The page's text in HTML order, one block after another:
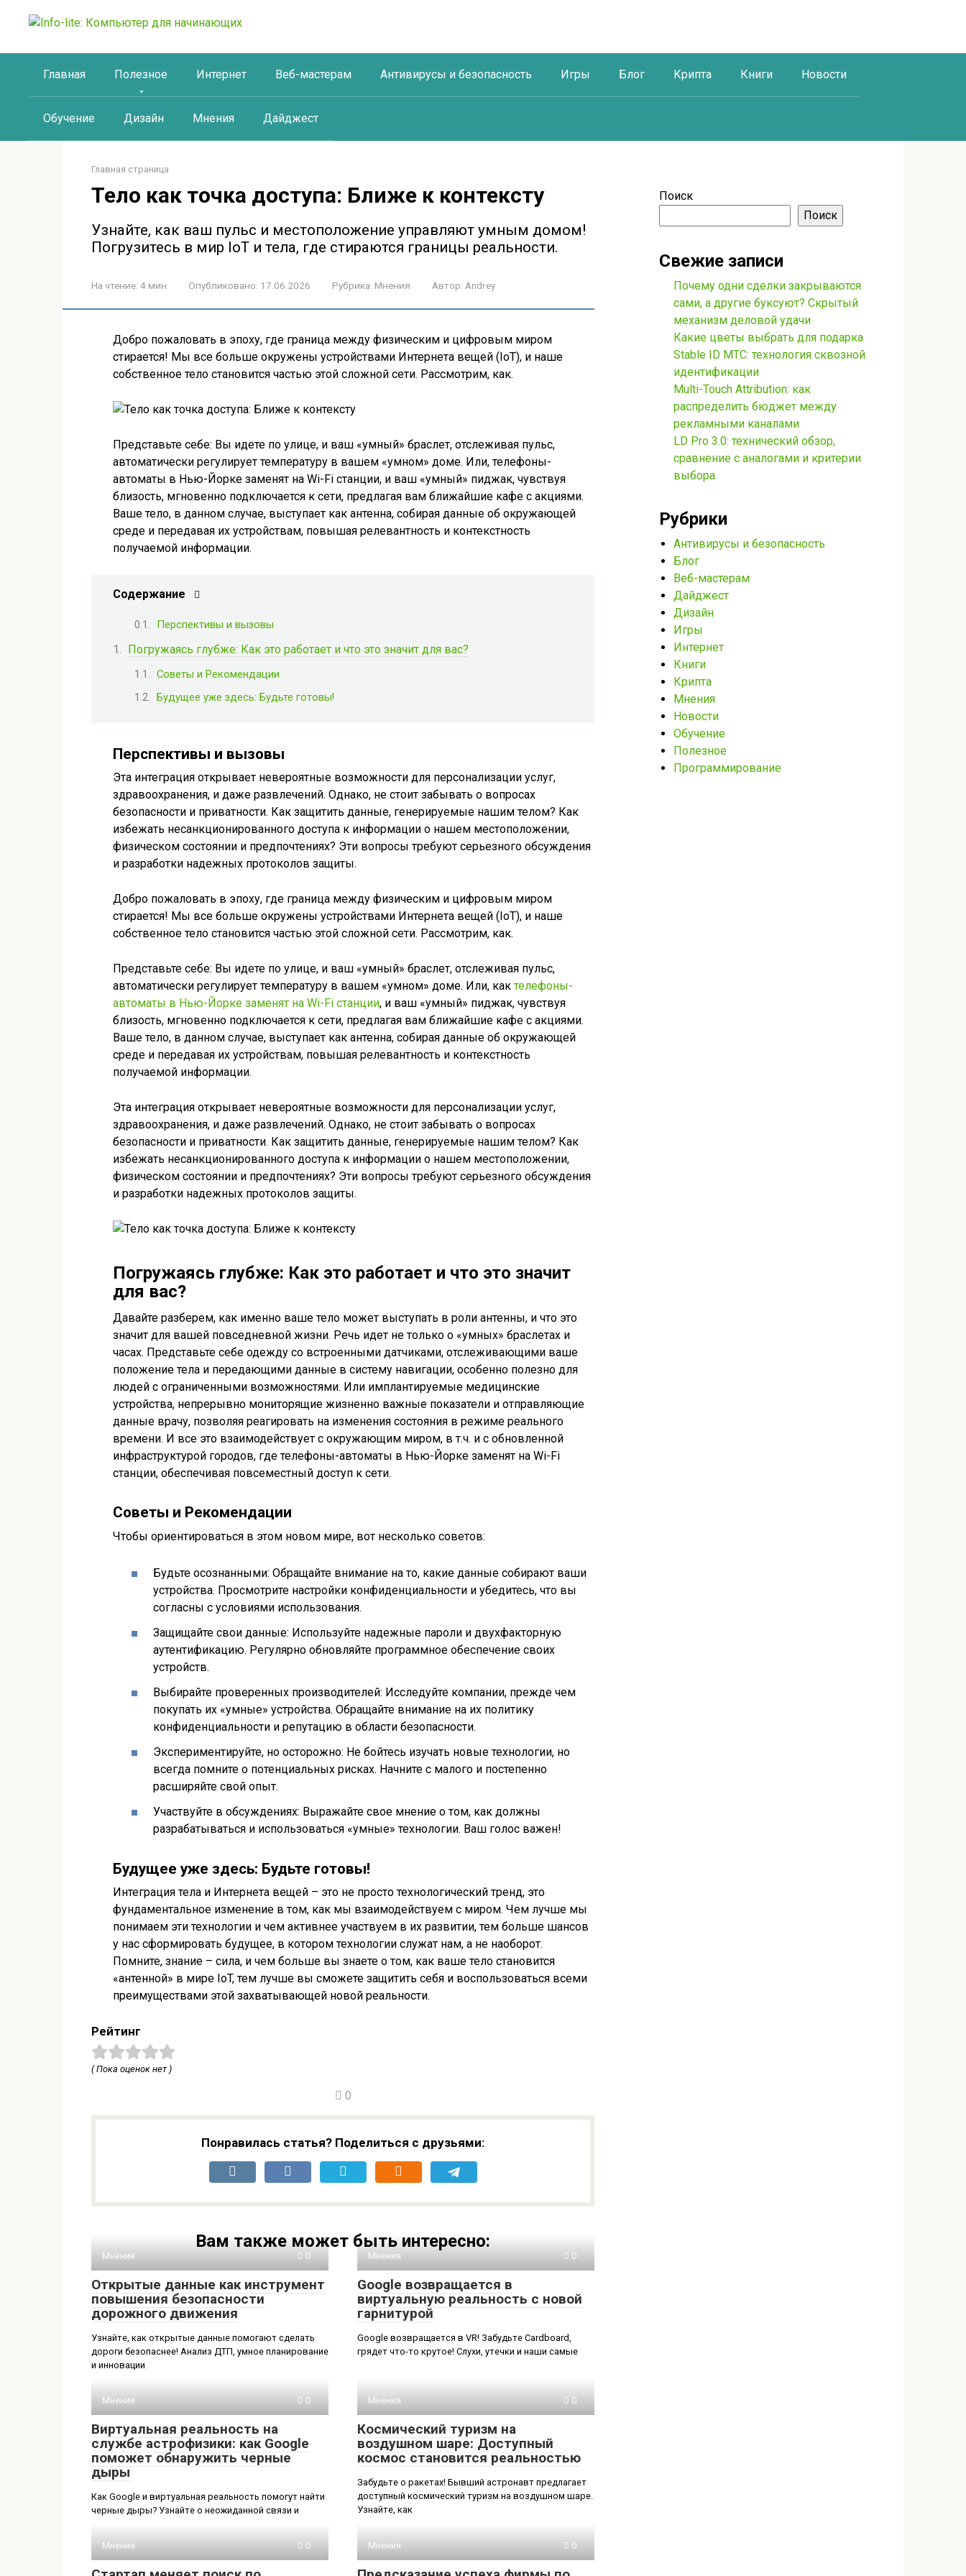
Главная Полезное Интернет Веб-мастерам Антивирусы и безопасность Игры Блог Крипта Книги Новости
Обучение Дизайн Мнения Дайджест
Главная страница
Тело как точка доступа: Ближе к контексту
Узнайте, как ваш пульс и местоположение управляют умным домом!
Погрузитесь в мир IoT и тела, где стираются границы реальности.
На чтение: 4 мин Опубликовано: 17.06.2026 Рубрика: Мнения Автор: Andrey
Добро пожаловать в эпоху, где граница между физическим и цифровым миром
стирается! Мы все больше окружены устройствами Интернета вещей (IoT), и наше
собственное тело становится частью этой сложной сети. Рассмотрим, как.
Представьте себе: Вы идете по улице, и ваш «умный» браслет, отслеживая пульс,
автоматически регулирует температуру в вашем «умном» доме. Или, телефоны-
автоматы в Нью-Йорке заменят на Wi-Fi станции, и ваш «умный» пиджак, чувствуя
близость, мгновенно подключается к сети, предлагая вам ближайшие кафе с акциями.
Ваше тело, в данном случае, выступает как антенна, собирая данные об окружающей
среде и передавая их устройствам, повышая релевантность и контекстность
получаемой информации.
Содержание
Перспективы и вызовы
Погружаясь глубже: Как это работает и что это значит для вас?
Советы и Рекомендации
Будущее уже здесь: Будьте готовы!
Перспективы и вызовы
Эта интеграция открывает невероятные возможности для персонализации услуг,
здравоохранения, и даже развлечений. Однако, не стоит забывать о вопросах
безопасности и приватности. Как защитить данные, генерируемые нашим телом? Как
избежать несанкционированного доступа к информации о нашем местоположении,
физическом состоянии и предпочтениях? Эти вопросы требуют серьезного обсуждения
и разработки надежных протоколов защиты.
Добро пожаловать в эпоху, где граница между физическим и цифровым миром
стирается! Мы все больше окружены устройствами Интернета вещей (IoT), и наше
собственное тело становится частью этой сложной сети. Рассмотрим, как.
Представьте себе: Вы идете по улице, и ваш «умный» браслет, отслеживая пульс,
автоматически регулирует температуру в вашем «умном» доме. Или, кактелефоны-
автоматы в Нью-Йорке заменят на Wi-Fi станции, и ваш «умный» пиджак, чувствуя
близость, мгновенно подключается к сети, предлагая вам ближайшие кафе с акциями.
Ваше тело, в данном случае, выступает как антенна, собирая данные об окружающей
среде и передавая их устройствам, повышая релевантность и контекстность
получаемой информации.
Эта интеграция открывает невероятные возможности для персонализации услуг,
здравоохранения, и даже развлечений. Однако, не стоит забывать о вопросах
безопасности и приватности. Как защитить данные, генерируемые нашим телом? Как
избежать несанкционированного доступа к информации о нашем местоположении,
физическом состоянии и предпочтениях? Эти вопросы требуют серьезного обсуждения
и разработки надежных протоколов защиты.
Погружаясь глубже: Как это работает и что это значит
для вас?
Давайте разберем, как именно ваше тело может выступать в роли антенны, и что это
значит для вашей повседневной жизни. Речь идет не только о «умных» браслетах и
часах. Представьте себе одежду со встроенными датчиками, отслеживающими ваше
положение тела и передающими данные в систему навигации, особенно полезно для
людей с ограниченными возможностями. Или имплантируемые медицинские
устройства, непрерывно мониторящие жизненно важные показатели и отправляющие
данные врачу, позволяя реагировать на изменения состояния в режиме реального
времени. И все это взаимодействует с окружающим миром, в т.ч. и с обновленной
инфраструктурой городов, где телефоны-автоматы в Нью-Йорке заменят на Wi-Fi
станции, обеспечивая повсеместный доступ к сети.
Советы и Рекомендации
Чтобы ориентироваться в этом новом мире, вот несколько советов:
Будьте осознанными: Обращайте внимание на то, какие данные собирают ваши
устройства. Просмотрите настройки конфиденциальности и убедитесь, что вы
согласны с условиями использования.
Защищайте свои данные: Используйте надежные пароли и двухфакторную
аутентификацию. Регулярно обновляйте программное обеспечение своих
устройств.
Выбирайте проверенных производителей: Исследуйте компании, прежде чем
покупать их «умные» устройства. Обращайте внимание на их политику
конфиденциальности и репутацию в области безопасности.
Экспериментируйте, но осторожно: Не бойтесь изучать новые технологии, но
всегда помните о потенциальных рисках. Начните с малого и постепенно
расширяйте свой опыт.
Участвуйте в обсуждениях: Выражайте свое мнение о том, как должны
разрабатываться и использоваться «умные» технологии. Ваш голос важен!
Будущее уже здесь: Будьте готовы!
Интеграция тела и Интернета вещей – это не просто технологический тренд, это
фундаментальное изменение в том, как мы взаимодействуем с миром. Чем лучше мы
понимаем эти технологии и чем активнее участвуем в их развитии, тем больше шансов
у нас сформировать будущее, в котором технологии служат нам, а не наоборот.
Помните, знание – сила, и чем больше вы знаете о том, как ваше тело становится
«антенной» в мире IoT, тем лучше вы сможете защитить себя и воспользоваться всеми
преимуществами этой захватывающей новой реальности.
Рейтинг
( Пока оценок нет )
0
Понравилась статья? Поделиться с друзьями:
Вам также может быть интересно:
Мнения 0
Открытые данные как инструмент
повышения безопасности
дорожного движения
Узнайте, как открытые данные помогают сделать
дороги безопаснее! Анализ ДТП, умное планирование
и инновации
Мнения 0
Google возвращается в
виртуальную реальность с новой
гарнитурой
Google возвращается в VR! Забудьте Cardboard,
грядет что-то крутое! Слухи, утечки и наши самые
Мнения 0
Виртуальная реальность на
службе астрофизики: как Google
поможет обнаружить черные
дыры
Как Google и виртуальная реальность помогут найти
черные дыры? Узнайте о неожиданной связи и
Мнения 0
Космический туризм на
воздушном шаре: Доступный
космос становится реальностью
Забудьте о ракетах! Бывший астронавт предлагает
доступный космический туризм на воздушном шаре.
Узнайте, как
Мнения 0 Мнения 0
Поиск
Поиск
Свежие записи
Почему одни сделки закрываются
сами, а другие буксуют? Скрытый
механизм деловой удачи
Какие цветы выбрать для подарка
Stable ID МТС: технология сквозной
идентификации
Multi-Touch Attribution: как
распределить бюджет между
рекламными каналами
LD Pro 3.0: технический обзор,
сравнение с аналогами и критерии
выбора
Рубрики
Антивирусы и безопасность
Блог
Веб-мастерам
Дайджест
Дизайн
Игры
Интернет
Книги
Крипта
Мнения
Новости
Обучение
Полезное
Программирование